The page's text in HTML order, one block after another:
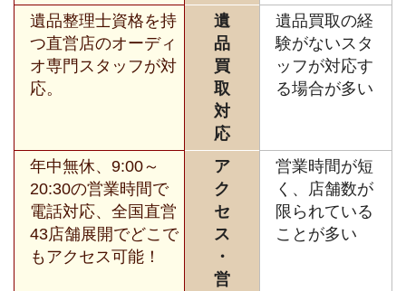
遺品整理士資格を持
つ直営店のオーディ
オ専門スタッフが対
応。
遺
品
買
取
対
応
遺品買取の経
験がないスタ
ッフが対応す
る場合が多い
年中無休、9:00～
20:30の営業時間で
電話対応、全国直営
43店舗展開でどこで
もアクセス可能！
ア
ク
セ
ス
・
営
営業時間が短
く、店舗数が
限られている
ことが多い